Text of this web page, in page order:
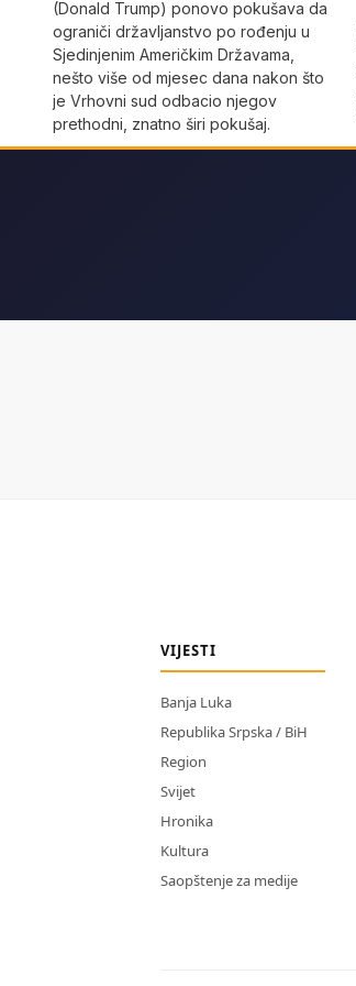
(Donald Trump) ponovo pokušava da
ograniči državljanstvo po rođenju u
Sjedinjenim Američkim Državama,
nešto više od mjesec dana nakon što
je Vrhovni sud odbacio njegov
prethodni, znatno širi pokušaj.
VIJESTI
Banja Luka
Republika Srpska / BiH
Region
Svijet
Hronika
Kultura
Saopštenje za medije